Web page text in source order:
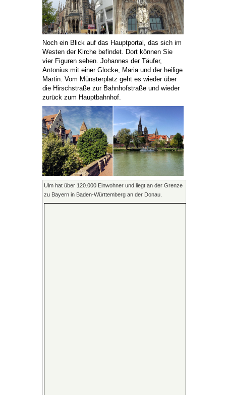
Noch ein Blick auf das Hauptportal, das sich im
Westen der Kirche befindet. Dort können Sie
vier Figuren sehen. Johannes der Täufer,
Antonius mit einer Glocke, Maria und der heilige
Martin. Vom Münsterplatz geht es wieder über
die Hirschstraße zur Bahnhofstraße und wieder
zurück zum Hauptbahnhof.
Ulm hat über 120.000 Einwohner und liegt an der Grenze
zu Bayern in Baden-Württemberg an der Donau.